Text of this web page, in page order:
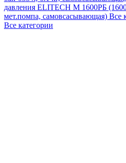
давления ELITECH М 1600РБ
мет.помпа, самовсасывающая) Все
Все категории